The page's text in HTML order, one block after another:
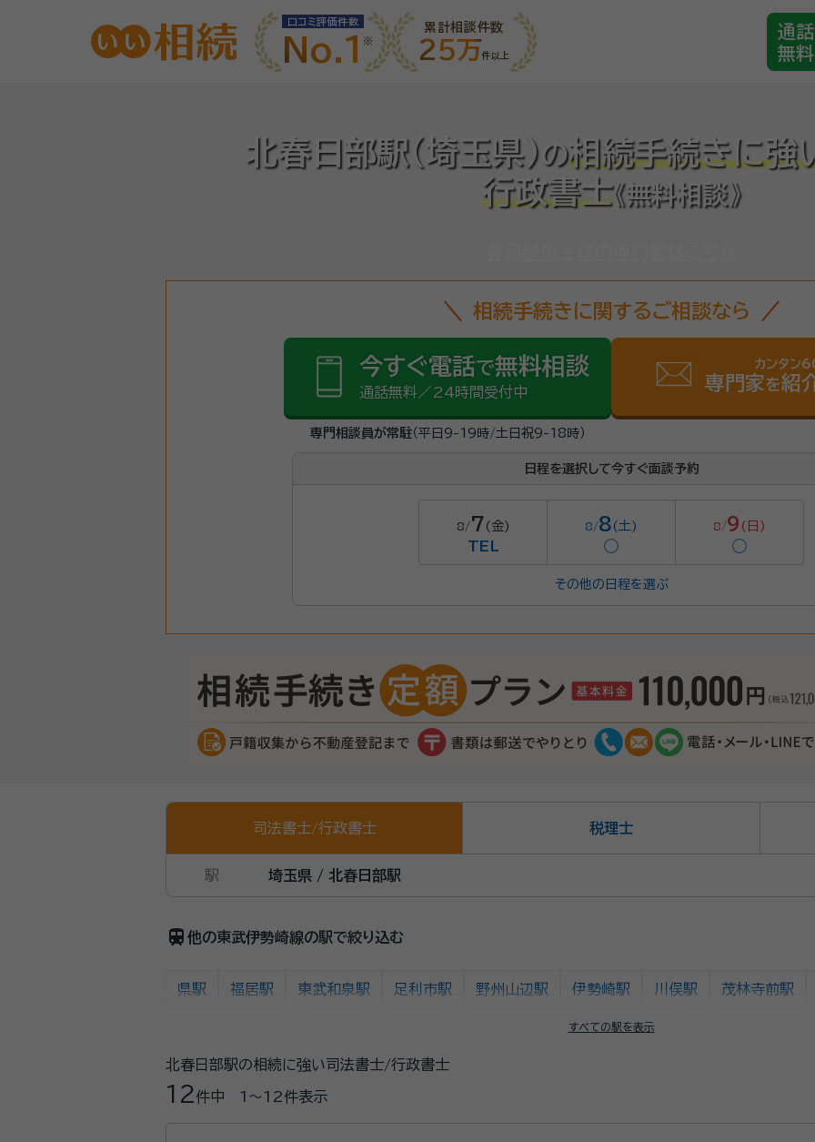
口コミ評価件数
No.1
累計相談件数
25万件以上
通話
無料
北春日部駅(埼玉県) の相続手続きに強
行政書士《無料相談》
相続手続きに関するご相談なら
今すぐ電話で無料相談
通話無料／24時間受付中
専門相談員が常駐（平日9-19時/土日祝9-18時）
カンタン
専門家を紹
日程を選択して今すぐ面談予約
8/7 (金)
TEL
8/8(土)
◯
8/9 (日)
◯
その他の日程を選ぶ
司法書士/行政書士 税理士
駅 埼玉県 / 北春日部駅
train 他の東武伊勢崎線の駅で絞り込む
すべての駅を表示
県駅 福居駅 東武和泉駅 足利市駅 野州山辺駅 伊勢崎駅 川俣駅 茂林寺前駅
剛志駅 新伊勢崎駅
獨協大学前〈草加松原〉駅 新田駅 蒲生駅
北春日部駅 姫宮駅
北春日部駅の相続に強い司法書士/行政書士
12 件中 1〜12件表示